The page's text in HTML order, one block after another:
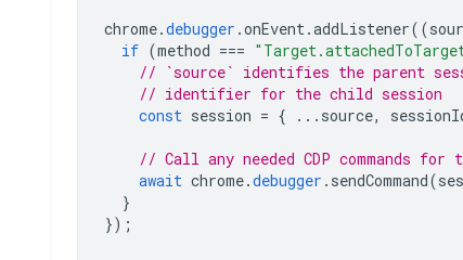
chrome.debugger .onEvent.addListener((
if (method ===
// `source` identifies the parent
// identifier for the child session
const session = { ... source,
// Call any needed CDP commands
await chrome.debugger . sendCommand(
}
});